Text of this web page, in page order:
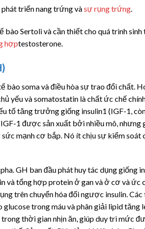
phát triển nang trứng vàsự rụng trứng.
bào Sertoli và cần thiết cho quá trình
hợptestosterone.
soma và điều hòa sự trao đổi chất.
yếu vàsomatostatin là chất ức chế
tố tăng trưởng giống insulin1 (IGF-1,
1 được sản xuất bởi nhiều mô, nhưng
mạnh cơ bắp. Nó ít chịu sự kiểm soát
GH ban đầu phát huy tác dụng giống
và tổng hợp protein ở gan và ở cơ và ức
trên chuyển hóa đối ngược insulin.
glucose trong máu và phân giải lipid
thời gian nhịn ăn, giúp duy trì mức